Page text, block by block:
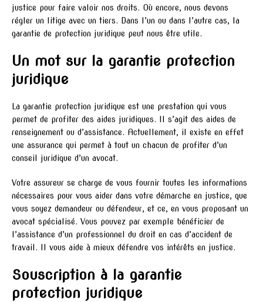
justice pour faire valoir nos droits. Où encore, nous devons
régler un litige avec un tiers. Dans l’un ou dans l’autre cas, la
garantie de protection juridique peut nous être utile.
Un mot sur la garantie protection
juridique
La garantie protection juridique est une prestation qui vous
permet de profiter des aides juridiques. Il s’agit des aides de
renseignement ou d’assistance. Actuellement, il existe en effet
une assurance qui permet à tout un chacun de profiter d’un
conseil juridique d’un avocat.
Votre assureur se charge de vous fournir toutes les informations
nécessaires pour vous aider dans votre démarche en justice, que
vous soyez demandeur ou défendeur, et ce, en vous proposant un
avocat spécialisé. Vous pouvez par exemple bénéficier de
l’assistance d’un professionnel du droit en cas d’accident de
travail. Il vous aide à mieux défendre vos intérêts en justice.
Souscription à la garantie
protection juridique